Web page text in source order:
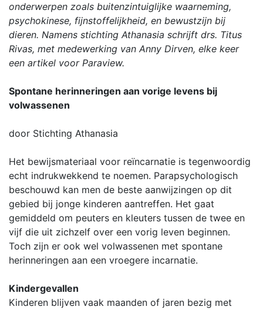
onderwerpen zoals buitenzintuiglijke waarneming,
psychokinese, fijnstoffelijkheid, en bewustzijn bij
dieren. Namens stichting Athanasia schrijft drs. Titus
Rivas, met medewerking van Anny Dirven, elke keer
een artikel voor Paraview.
Spontane herinneringen aan vorige levens bij
volwassenen
door Stichting Athanasia
Het bewijsmateriaal voor reïncarnatie is tegenwoordig
echt indrukwekkend te noemen. Parapsychologisch
beschouwd kan men de beste aanwijzingen op dit
gebied bij jonge kinderen aantreffen. Het gaat
gemiddeld om peuters en kleuters tussen de twee en
vijf die uit zichzelf over een vorig leven beginnen.
Toch zijn er ook wel volwassenen met spontane
herinneringen aan een vroegere incarnatie.
Kindergevallen
Kinderen blijven vaak maanden of jaren bezig met